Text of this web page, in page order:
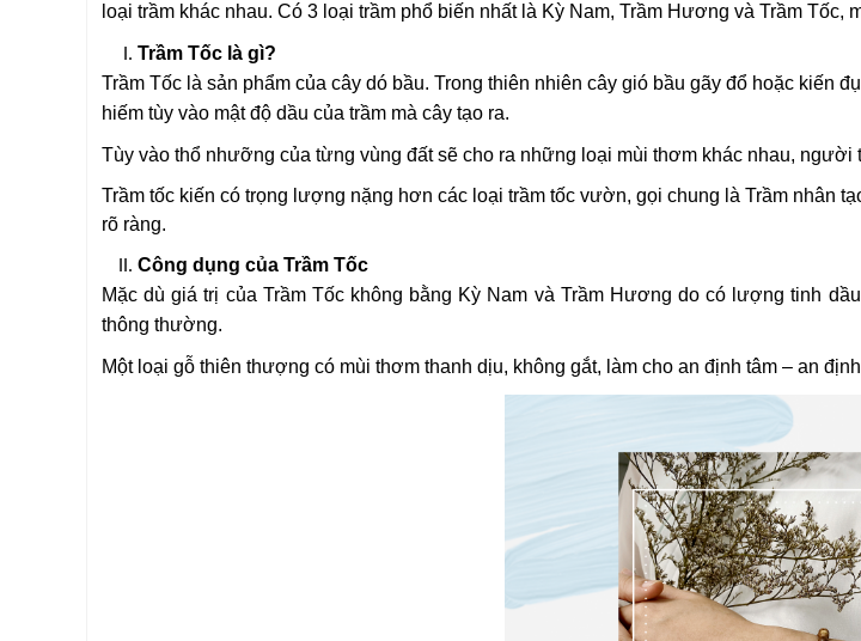
loại trầm khác nhau. Có 3 loại trầm phổ biến nhất là Kỳ Nam, Trầm Hương và Trầm
Trầm Tốc là gì?
Trầm Tốc là sản phẩm của cây dó bầu. Trong thiên nhiên cây gió bầu gãy đổ hoặc kiến
hiếm tùy vào mật độ dầu của trầm mà cây tạo ra.
Tùy vào thổ nhưỡng của từng vùng đất sẽ cho ra những loại mùi thơm khác nhau,
Trầm tốc kiến có trọng lượng nặng hơn các loại trầm tốc vườn, gọi chung là Trầm nhân
rõ ràng.
Công dụng của Trầm Tốc
Mặc dù giá trị của Trầm Tốc không bằng Kỳ Nam và Trầm Hương do có lượng tinh
thông thường.
Một loại gỗ thiên thượng có mùi thơm thanh dịu, không gắt, làm cho an định tâm – an